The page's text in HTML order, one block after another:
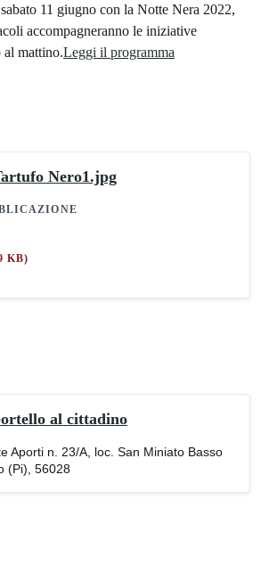
11 giugno con la Notte Nera 2022,
accompagneranno le iniziative
al mattino.Leggi il programma
Nero1.jpg
KB)
al cittadino
Aporti n. 23/A, loc. San Miniato Basso
(Pi), 56028